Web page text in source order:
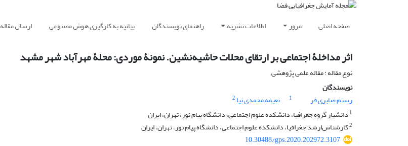
صفحه اصلی مرور اطلاعات نشریه راهنمای نویسندگان بیانیه به کارگیری هوش مصنوعی ارسال مقاله
اثر مداخلۀ اجتماعی بر ارتقای محلات حاشیه‌نشین. نمونۀ موردی: محلۀ مهرآباد شهر مشهد
نوع مقاله : مقاله علمی پژوهشی
نویسندگان
رستم صابری فر
1 نعیمه محمدی نیا 2
1 دانشیار گروه جغرافیا، دانشکده علوم اجتماعی، دانشگاه پیام نور، تهران، ایران
2کارشناس‌ارشد جغرافیا، دانشکده علوم اجتماعی، دانشگاه پیام نور، تهران، ایران
10.30488/gps.2020.202972.3107